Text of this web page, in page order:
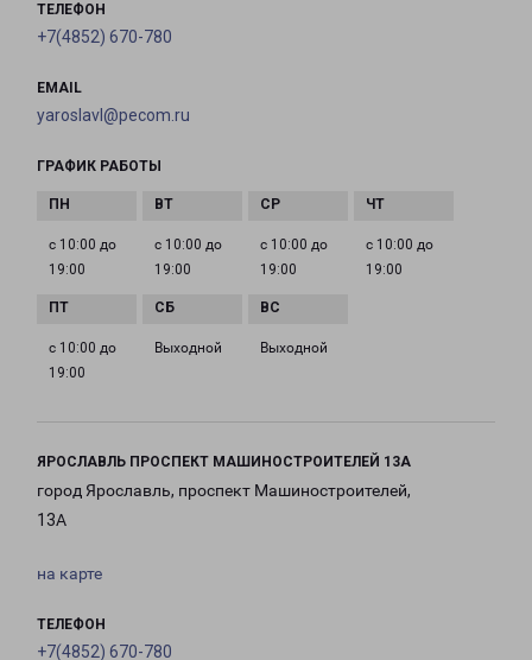
ТЕЛЕФОН
+7(4852) 670-780
EMAIL
yaroslavl@pecom.ru
ГРАФИК РАБОТЫ
с 10:00 до
19:00
с 10:00 до
19:00
с 10:00 до
19:00
с 10:00 до
19:00
с 10:00 до
19:00
Выходной Выходной
ЯРОСЛАВЛЬ ПРОСПЕКТ МАШИНОСТРОИТЕЛЕЙ 13А
город Ярославль, проспект Машиностроителей,
13А
на карте
ТЕЛЕФОН
+7(4852) 670-780